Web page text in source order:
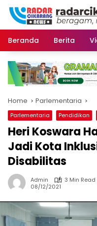
Skip
content
Beranda
Berita
Home Parlementaria
Parlementaria Pendidikan
Heri Koswara
Jadi Kota
Disabilitas
Admin
3 Min Read
08/12/2021